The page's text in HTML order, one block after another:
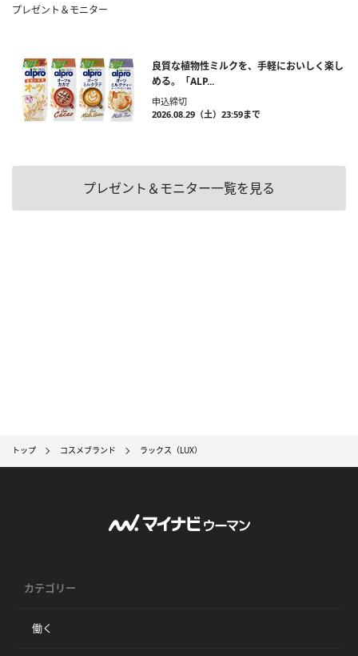
プレゼント＆モニター
良質な植物性ミルクを、手軽においしく楽し
める。「ALP...
申込締切
2026.08.29（土）23:59まで
プレゼント＆モニター一覧を見る
トップ コスメブランド ラックス（LUX）
カテゴリー
働く